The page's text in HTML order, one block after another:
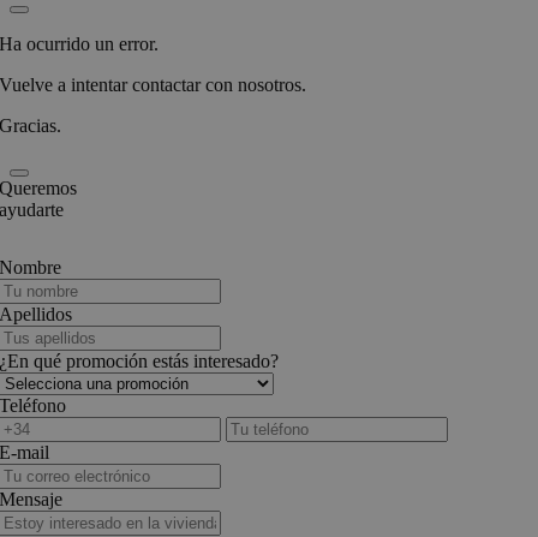
Ha ocurrido un error.
Vuelve a intentar contactar con nosotros.
Gracias.
Queremos
ayudarte
Nombre
Apellidos
¿En qué promoción estás interesado?
Teléfono
E-mail
Mensaje